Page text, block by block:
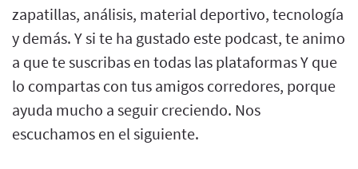
zapatillas, análisis, material deportivo, tecnología
y demás. Y si te ha gustado este podcast, te animo
a que te suscribas en todas las plataformas Y que
lo compartas con tus amigos corredores, porque
ayuda mucho a seguir creciendo. Nos
escuchamos en el siguiente.